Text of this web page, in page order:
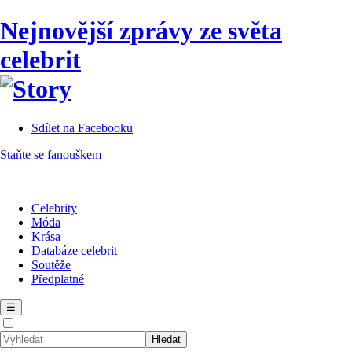
Nejnovější zprávy ze světa
celebrit
Sdílet na Facebooku
Staňte se fanouškem
Celebrity
Móda
Krása
Databáze celebrit
Soutěže
Předplatné
☰